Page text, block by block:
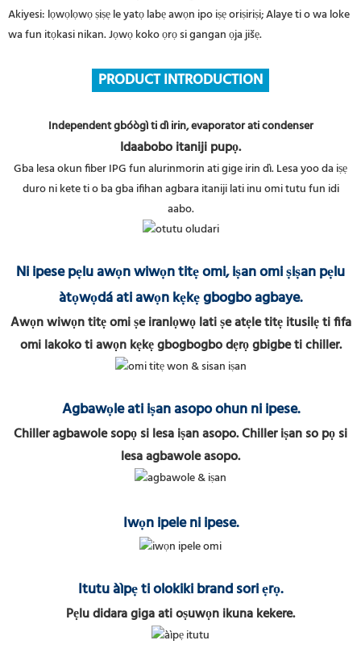
Akiyesi: lọwọlọwọ ṣiṣẹ le yatọ labẹ awọn ipo iṣẹ oriṣiriṣi; Alaye ti o wa loke
wa fun itọkasi nikan. Jọwọ koko ọrọ si gangan ọja jišẹ.
PRODUCT INTRODUCTION
Independent gbóògì ti dì irin, evaporator ati condenser
Idaabobo itaniji pupọ.
Gba lesa okun fiber IPG fun alurinmorin ati gige irin dì. Lesa yoo da iṣẹ
duro ni kete ti o ba gba ifihan agbara itaniji lati inu omi tutu fun idi
aabo.
Ni ipese pẹlu awọn wiwọn titẹ omi, iṣan omi ṣiṣan pẹlu
àtọwọdá ati awọn kẹkẹ gbogbo agbaye.
Awọn wiwọn titẹ omi ṣe iranlọwọ lati ṣe atẹle titẹ itusilẹ ti fifa
omi lakoko ti awọn kẹkẹ gbogbogbo dẹrọ gbigbe ti chiller.
Agbawọle ati iṣan asopo ohun ni ipese.
Chiller agbawole sopọ si lesa iṣan asopo. Chiller iṣan so pọ si
lesa agbawole asopo.
Iwọn ipele ni ipese.
Itutu àìpẹ ti olokiki brand sori ẹrọ.
Pẹlu didara giga ati oṣuwọn ikuna kekere.